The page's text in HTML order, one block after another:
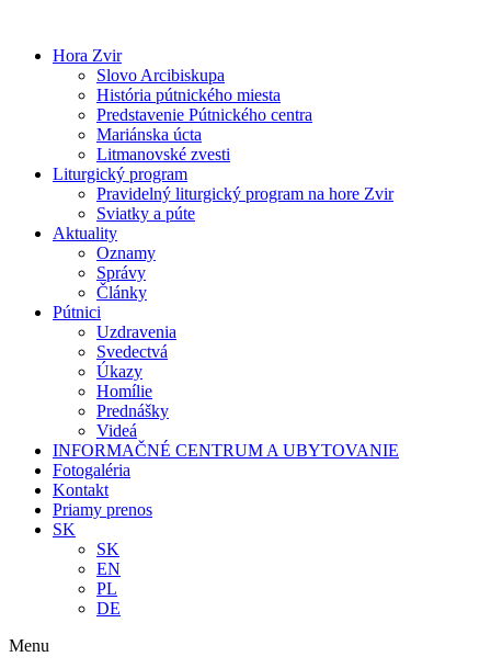
obsah
Hora Zvir
Slovo Arcibiskupa
História pútnického miesta
Predstavenie Pútnického centra
Mariánska úcta
Litmanovské zvesti
Liturgický program
Pravidelný liturgický program na hore Zvir
Sviatky a púte
Aktuality
Oznamy
Správy
Články
Pútnici
Uzdravenia
Svedectvá
Úkazy
Homílie
Prednášky
Videá
INFORMAČNÉ CENTRUM A UBYTOVANIE
Fotogaléria
Kontakt
Priamy prenos
SK
SK
EN
PL
DE
Menu